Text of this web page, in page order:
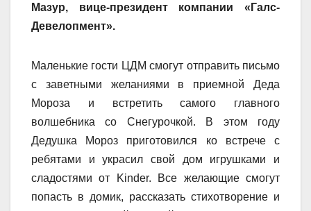
Мазур, вице-президент компании «Галс-
Девелопмент».
Маленькие гости ЦДМ смогут отправить письмо
с заветными желаниями в приемной Деда
Мороза и встретить самого главного
волшебника со Снегурочкой. В этом году
Дедушка Мороз приготовился ко встрече с
ребятами и украсил свой дом игрушками и
сладостями от Kinder. Все желающие смогут
попасть в домик, рассказать стихотворение и